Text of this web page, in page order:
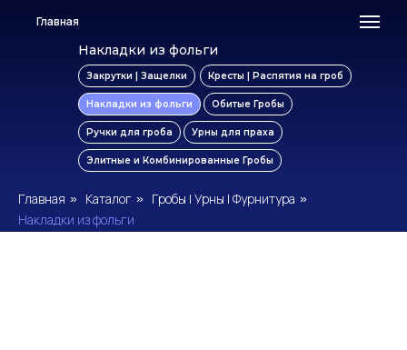
Главная
Закрутки | Защелки Кресты | Распятия на гроб
Элитные и Комбинированные Гробы
Урны для праха
Ручки для гроба
Обитые Гробы
Накладки из фольги
Накладки из фольги
Главная » Каталог » Гробы | Урны | Фурнитура »
Накладки из фольги